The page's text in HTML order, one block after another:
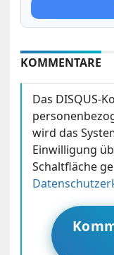
KOMMENTARE
Das DISQUS-
wird das
Einwilligung
Schaltfläche